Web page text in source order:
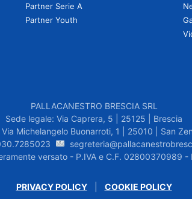
Partner Serie A
Partner Youth
PALLACANESTRO BRESCIA SRL
Sede legale: Via Caprera, 5 | 25125 | Brescia
Michelangelo Buonarroti, 1 | 25010 | San
versato - P.IVA e C.F. 02800370989 -
PRIVACY POLICY| COOKIE POLICY